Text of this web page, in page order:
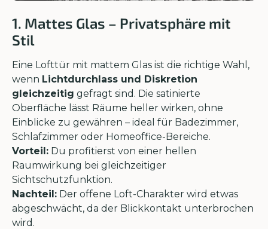
1. Mattes Glas – Privatsphäre mit
Stil
Eine Lofttür mit mattem Glas ist die richtige Wahl,
wenn Lichtdurchlass und Diskretion
gleichzeitig gefragt sind. Die satinierte
Oberfläche lässt Räume heller wirken, ohne
Einblicke zu gewähren – ideal für Badezimmer,
Schlafzimmer oder Homeoffice-Bereiche.
Vorteil: Du profitierst von einer hellen
Raumwirkung bei gleichzeitiger
Sichtschutzfunktion.
Nachteil: Der offene Loft-Charakter wird etwas
abgeschwächt, da der Blickkontakt unterbrochen
wird.